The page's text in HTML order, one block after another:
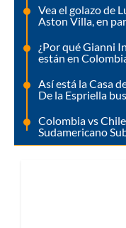
Vea el golazo de
Aston Villa, en
¿Por qué Gianni
están en
Así está la Casa
De la Espriella
Colombia vs
Sudamericano